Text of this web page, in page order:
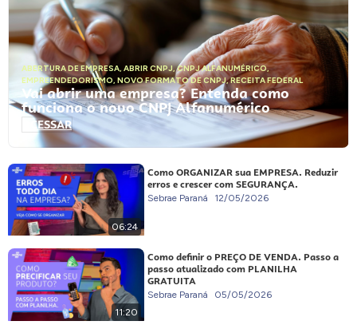
ABERTURA DE EMPRESA, ABRIR CNPJ,CNPJ ALFANUMÉRICO,
EMPREENDEDORISMO, NOVO FORMATO DE CNPJ,RECEITA FEDERAL
Vai abrir uma empresa? Entenda como
funciona o novo CNPJ Alfanumérico
ACESSAR
06:24
Como ORGANIZAR sua EMPRESA. Reduzir
erros e crescer com SEGURANÇA.
Sebrae Paraná 12/05/2026
11:20
Como definir o PREÇO DE VENDA. Passo a
passo atualizado com PLANILHA
GRATUITA
Sebrae Paraná 05/05/2026